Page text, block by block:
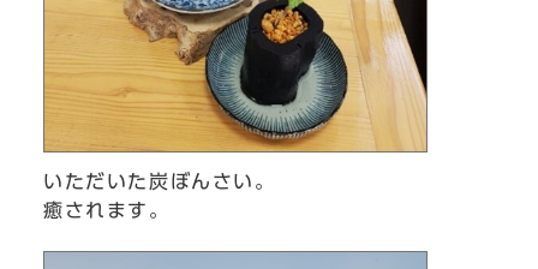
いただいた炭ぼんさい。
癒されます。